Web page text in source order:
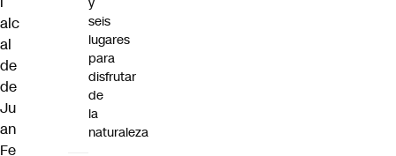
alc
al
de
de
Ju
an
Fe
seis
lugares
para
disfrutar
de
la
naturaleza